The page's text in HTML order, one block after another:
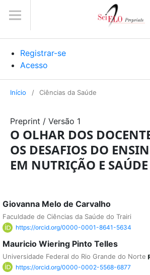
Registrar-se
Acesso
Início / Ciências da Saúde
Preprint / Versão 1
O OLHAR DOS
OS DESAFIOS DO
EM NUTRIÇÃO E
Giovanna Melo de Carvalho
Faculdade de Ciências da Saúde do Trairi
https://orcid.org/0000-0001-8641-5634
Mauricio Wiering Pinto Telles
Universidade Federal do Rio Grande do Norte
https://orcid.org/0000-0002-5568-6877